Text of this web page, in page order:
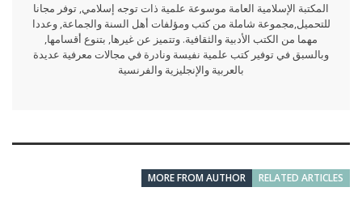
المكتبة الإسلامية العامة موسوعة علمية ذات توجه إسلامي, توفر مجانا
للتحميل,مجموعة شاملة من كتب ومؤلفات أهل السنة والجماعة, وعددا
مهما من الكتب الأدبية والثقافية. وتتميز عن غيرها, بتنوع أقسامها,
وبالسبق في توفير كتب علمية نفيسة ونادرة في مجالات معرفية عديدة
بالعربية والإنجليزية والفرنسية
RELATED ARTICLES
MORE FROM AUTHOR